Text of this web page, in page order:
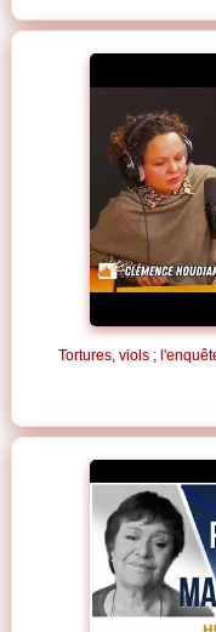
Tortures, viols ;